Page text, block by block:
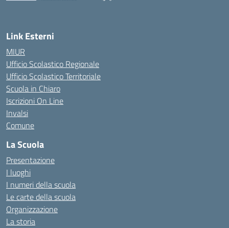
Link Esterni
MIUR
Ufficio Scolastico Regionale
Ufficio Scolastico Territoriale
Scuola in Chiaro
Iscrizioni On Line
Invalsi
Comune
La Scuola
Presentazione
I luoghi
I numeri della scuola
Le carte della scuola
Organizzazione
La storia